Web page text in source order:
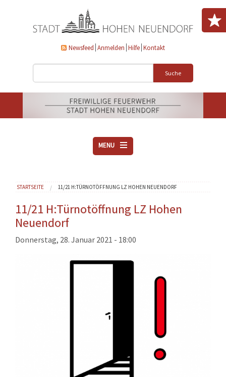
Newsfeed Anmelden Hilfe Kontakt
Suche
MENU
VEREINE
AKTUELLES
KONTAKT
Sie sind hier
STARTSEITE 11/21 H:TÜRNOTÖFFNUNG LZ HOHEN NEUENDORF
11/21 H:Türnotöffnung LZ Hohen
Neuendorf
Donnerstag, 28. Januar 2021 - 18:00